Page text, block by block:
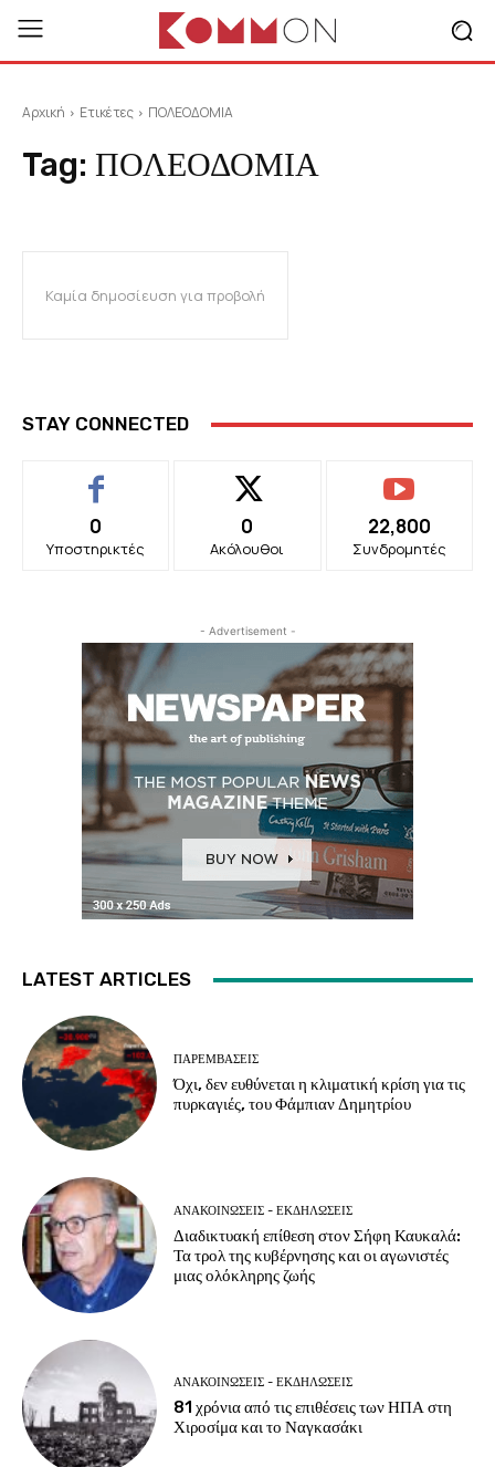
Αρχική Ετικέτες ΠΟΛΕΟΔΟΜΙΑ
Tag: ΠΟΛΕΟΔΟΜΙΑ
Καμία δημοσίευση για προβολή
STAY CONNECTED
0
Υποστηρικτές
0
Ακόλουθοι
22,800
Συνδρομητές
- Advertisement -
LATEST ARTICLES
ΠΑΡΕΜΒΑΣΕΙΣ
Όχι, δεν ευθύνεται η κλιματική κρίση για τις
πυρκαγιές, του Φάμπιαν Δημητρίου
ΑΝΑΚΟΙΝΩΣΕΙΣ - ΕΚΔΗΛΩΣΕΙΣ
Διαδικτυακή επίθεση στον Σήφη Καυκαλά:
Τα τρολ της κυβέρνησης και οι αγωνιστές
μιας ολόκληρης ζωής
ΑΝΑΚΟΙΝΩΣΕΙΣ - ΕΚΔΗΛΩΣΕΙΣ
81 χρόνια από τις επιθέσεις των ΗΠΑ στη
Χιροσίμα και το Ναγκασάκι